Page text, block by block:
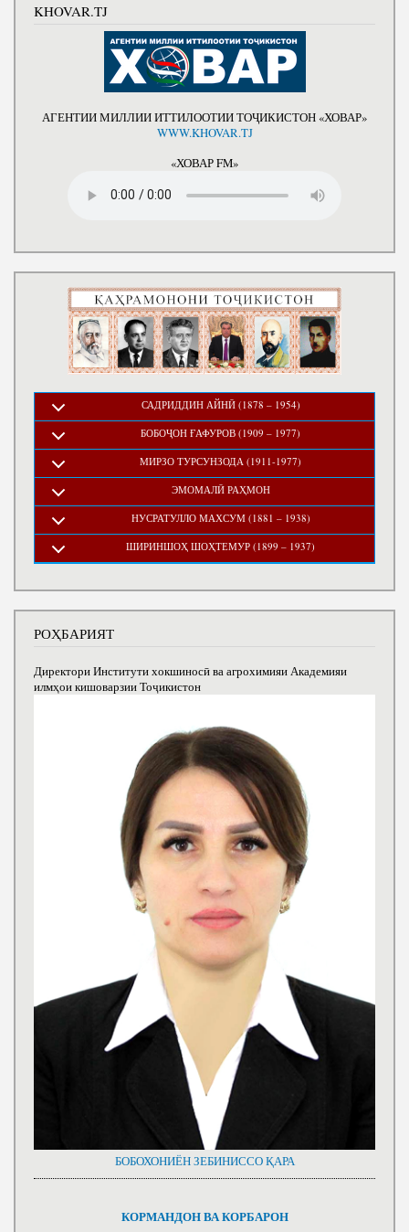
KHOVAR.TJ
АГЕНТИИ МИЛЛИИ ИТТИЛООТИИ ТОҶИКИСТОН «ХОВАР»
WWW.KHOVAR.TJ
«ХОВАР FM»
САДРИДДИН АЙНӢ (1878 – 1954)
БОБОҶОН ҒАФУРОВ (1909 – 1977)
МИРЗО ТУРСУНЗОДА (1911-1977)
ЭМОМАЛӢ РАҲМОН
НУСРАТУЛЛО МАХСУМ (1881 – 1938)
ШИРИНШОҲ ШОҲТЕМУР (1899 – 1937)
РОҲБАРИЯТ
Директори Институти хокшиносӣ ва агрохимияи Академияи
илмҳои кишоварзии Тоҷикистон
БОБОХОНИЁН ЗЕБИНИССО ҚАРА
КОРМАНДОН ВА КОРБАРОН